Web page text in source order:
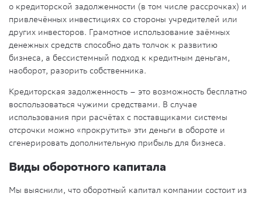
о кредиторской задолженности (в том числе рассрочках) и
привлечённых инвестициях со стороны учредителей или
других инвесторов. Грамотное использование заёмных
денежных средств способно дать толчок к развитию
бизнеса, а бессистемный подход к кредитным деньгам,
наоборот, разорить собственника.
Кредиторская задолженность – это возможность бесплатно
воспользоваться чужими средствами. В случае
использования при расчётах с поставщиками системы
отсрочки можно «прокрутить» эти деньги в обороте и
сгенерировать дополнительную прибыль для бизнеса.
Виды оборотного капитала
Мы выяснили, что оборотный капитал компании состоит из